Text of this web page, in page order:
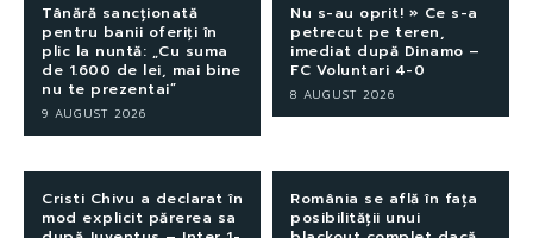
Tânără sancționată
pentru banii oferiți în
plic la nuntă: „Cu suma
de 1.600 de lei, mai bine
nu te prezentai”
9 AUGUST 2026
Nu s-au oprit! » Ce s-a
petrecut pe teren,
imediat după Dinamo –
FC Voluntari 4-0
8 AUGUST 2026
Cristi Chivu a declarat în
mod explicit părerea sa
România se află în fața
posibilității unui